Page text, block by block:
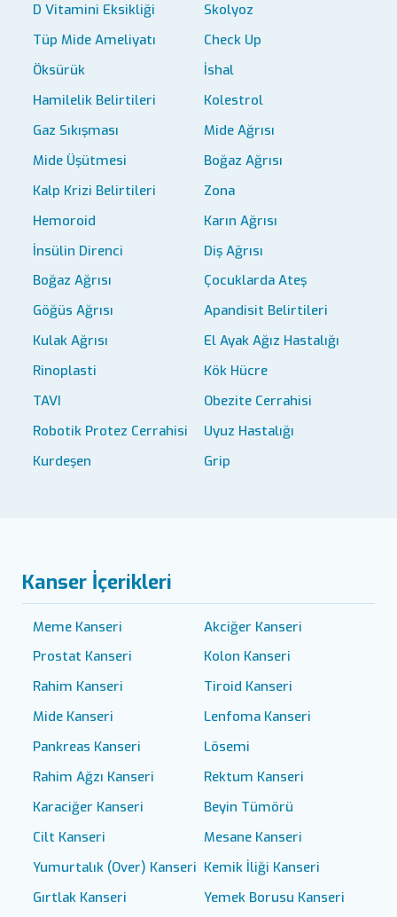
D Vitamini Eksikliği
Skolyoz
Tüp Mide Ameliyatı
Check Up
Öksürük
İshal
Hamilelik Belirtileri
Kolestrol
Gaz Sıkışması
Mide Ağrısı
Mide Üşütmesi
Boğaz Ağrısı
Kalp Krizi Belirtileri
Zona
Hemoroid
Karın Ağrısı
İnsülin Direnci
Diş Ağrısı
Boğaz Ağrısı
Çocuklarda Ateş
Göğüs Ağrısı
Apandisit Belirtileri
Kulak Ağrısı
El Ayak Ağız Hastalığı
Rinoplasti
Kök Hücre
TAVI
Obezite Cerrahisi
Robotik Protez Cerrahisi
Uyuz Hastalığı
Kurdeşen
Grip
Kanser İçerikleri
Meme Kanseri
Akciğer Kanseri
Prostat Kanseri
Kolon Kanseri
Rahim Kanseri
Tiroid Kanseri
Mide Kanseri
Lenfoma Kanseri
Pankreas Kanseri
Lösemi
Rahim Ağzı Kanseri
Rektum Kanseri
Karaciğer Kanseri
Beyin Tümörü
Cilt Kanseri
Mesane Kanseri
Yumurtalık (Over) Kanseri Kemik İliği Kanseri
Gırtlak Kanseri
Yemek Borusu Kanseri